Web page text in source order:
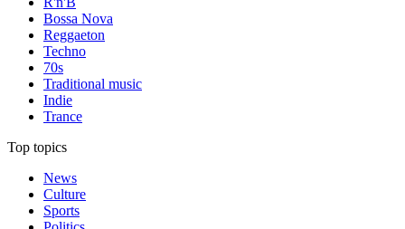
Bossa Nova
Reggaeton
Techno
70s
Traditional music
Indie
Trance
Top topics
News
Culture
Sports